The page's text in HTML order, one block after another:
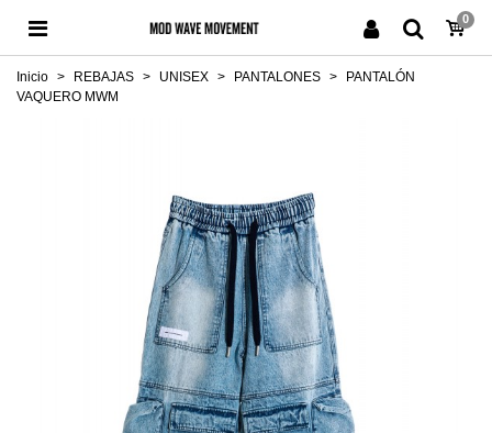
0
Inicio > REBAJAS > UNISEX > PANTALONES >
PANTALÓN
VAQUERO MWM